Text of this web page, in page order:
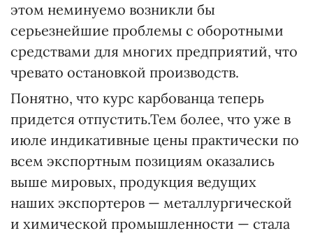
этом неминуемо возникли бы
серьезнейшие проблемы с оборотными
средствами для многих предприятий, что
чревато остановкой производств.
Понятно, что курс карбованца теперь
придется отпустить.Тем более, что уже в
июле индикативные цены практически по
всем экспортным позициям оказались
выше мировых, продукция ведущих
наших экспортеров — металлургической
и химической промышленности — стала